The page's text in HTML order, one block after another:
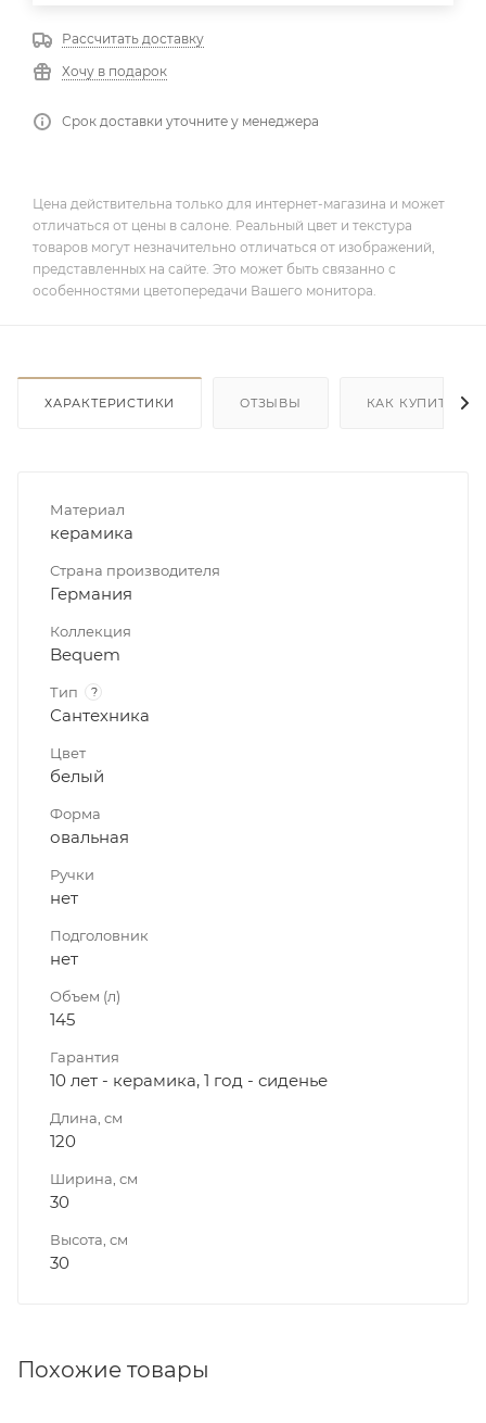
Рассчитать доставку
Хочу в подарок
Срок доставки уточните у менеджера
Цена действительна только для интернет-магазина и может
отличаться от цены в салоне. Реальный цвет и текстура
товаров могут незначительно отличаться от изображений,
представленных на сайте. Это может быть связанно с
особенностями цветопередачи Вашего монитора.
ХАРАКТЕРИСТИКИ ОТЗЫВЫ КАК КУПИТЬ
Материал
керамика
Страна производителя
Германия
Коллекция
Bequem
Тип ?
Сантехника
Цвет
белый
Форма
овальная
Ручки
нет
Подголовник
нет
Объем (л)
145
Гарантия
10 лет - керамика, 1 год - сиденье
Длина, см
120
Ширина, см
30
Высота, см
30
Похожие товары